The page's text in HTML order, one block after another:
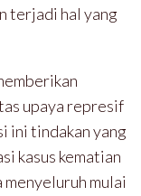
terjadi hal yang
upaya represif
ini tindakan yang
kasus kematian
mulai